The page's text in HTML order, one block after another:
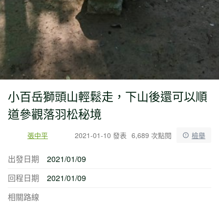
小百岳獅頭山輕鬆走，下山後還可以順
道參觀落羽松秘境
張中平 2021-01-10 發表 6,689 次點閱 檢舉
出發日期
2021/01/09
回程日期
2021/01/09
相關路線